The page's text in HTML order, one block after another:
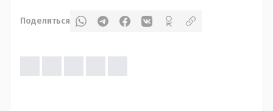
Поделиться